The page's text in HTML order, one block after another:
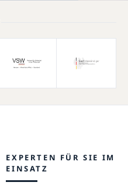
EXPERTEN FÜR SIE IM
EINSATZ